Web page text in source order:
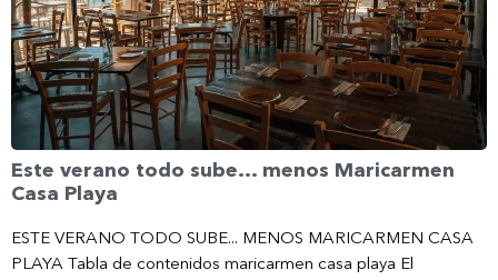
Este verano todo sube… menos Maricarmen
Casa Playa
ESTE VERANO TODO SUBE... MENOS MARICARMEN CASA
PLAYA Tabla de contenidos maricarmen casa playa El